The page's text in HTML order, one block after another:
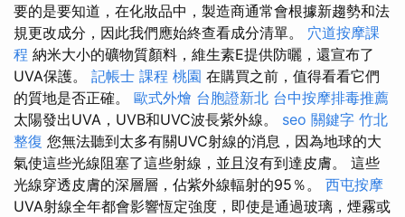
要的是要知道，在化妝品中，製造商通常會根據新趨勢和法
規更改成分，因此我們應始終查看成分清單。 穴道按摩課
程 納米大小的礦物質顏料，維生素E提供防曬，還宣布了
UVA保護。 記帳士 課程 桃園 在購買之前，值得看看它們
的質地是否正確。 歐式外燴 台胞證新北 台中按摩排毒推薦
太陽發出UVA，UVB和UVC波長紫外線。 seo 關鍵字 竹北
整復 您無法聽到太多有關UVC射線的消息，因為地球的大
氣使這些光線阻塞了這些射線，並且沒有到達皮膚。 這些
光線穿透皮膚的深層層，佔紫外線輻射的95％。 西屯按摩
UVA射線全年都會影響恆定強度，即使是通過玻璃，煙霧或